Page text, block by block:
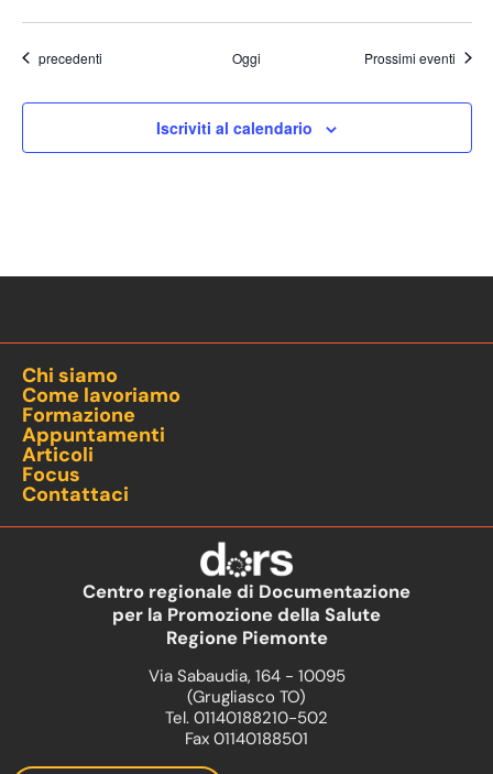
Eventi
precedenti Oggi Prossimi eventi
Iscriviti al calendario
Chi siamo
Come lavoriamo
Formazione
Appuntamenti
Articoli
Focus
Contattaci
Centro regionale di Documentazione
per la Promozione della Salute
Regione Piemonte
Via Sabaudia, 164 - 10095
(Grugliasco TO)
Tel. 01140188210-502
Fax 01140188501